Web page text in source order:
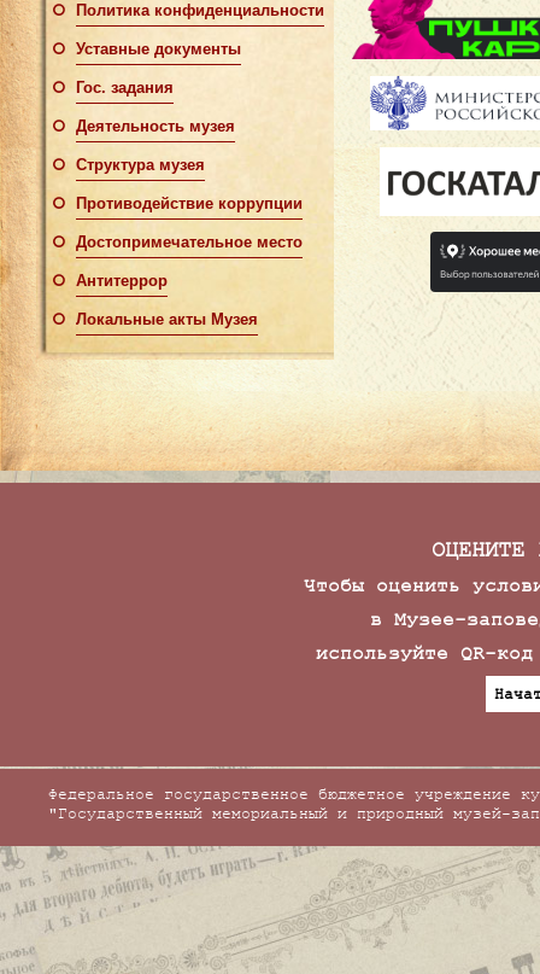
Политика конфиденциальности
Уставные документы
Гос. задания
Деятельность музея
Структура музея
Противодействие коррупции
Достопримечательное место
Антитеррор
Локальные акты Музея
ОЦЕНИТЕ
Чтобы оценить
в Музее-
используйте QR-
Федеральное государственное бюджетное учреждение
"Государственный мемориальный и природный музей-